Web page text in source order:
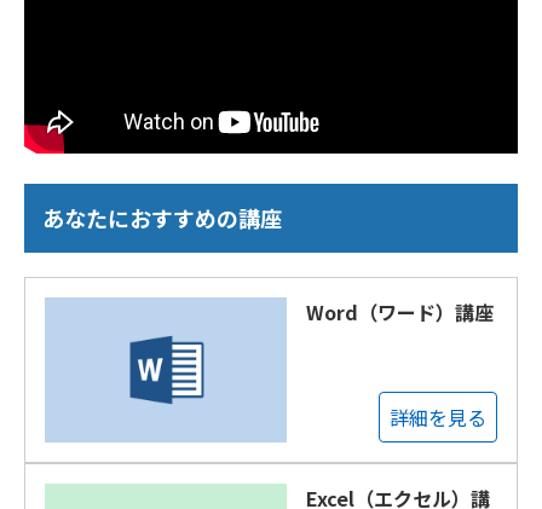
あなたにおすすめの講座
Word（ワード）講座
詳細を見る
Excel（エクセル）講